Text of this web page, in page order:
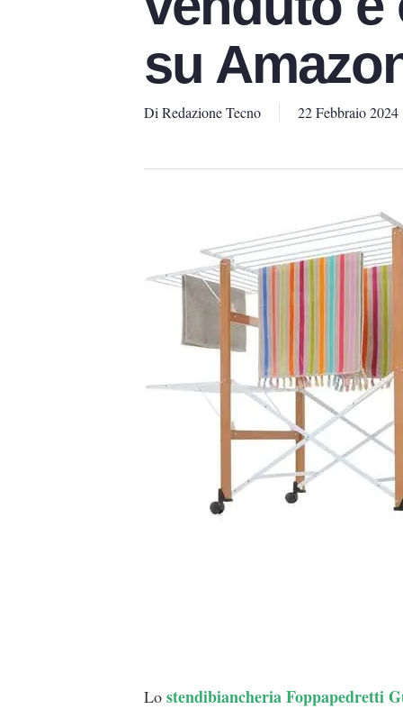
su
Di Redazione Tecno 22 Febbraio 2024
Lo stendibiancheria Foppapedretti